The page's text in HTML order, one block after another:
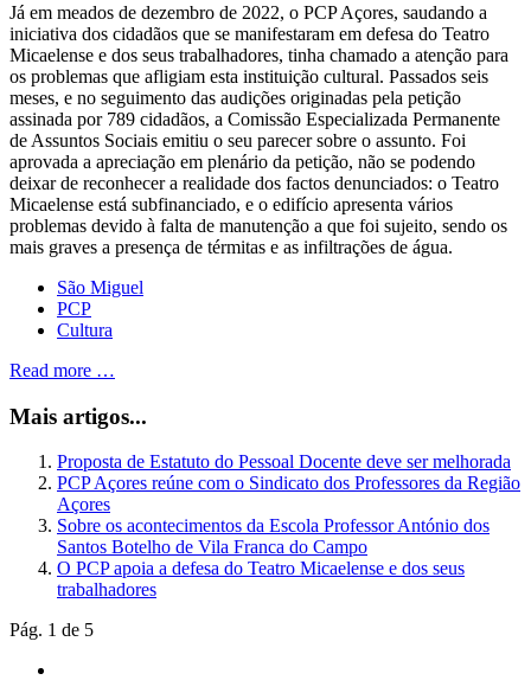
Já em meados de dezembro de 2022, o PCP Açores, saudando a
iniciativa dos cidadãos que se manifestaram em defesa do Teatro
Micaelense e dos seus trabalhadores, tinha chamado a atenção para
os problemas que afligiam esta instituição cultural. Passados seis
meses, e no seguimento das audições originadas pela petição
assinada por 789 cidadãos, a Comissão Especializada Permanente
de Assuntos Sociais emitiu o seu parecer sobre o assunto. Foi
aprovada a apreciação em plenário da petição, não se podendo
deixar de reconhecer a realidade dos factos denunciados: o Teatro
Micaelense está subfinanciado, e o edifício apresenta vários
problemas devido à falta de manutenção a que foi sujeito, sendo os
mais graves a presença de térmitas e as infiltrações de água.
São Miguel
PCP
Cultura
Read more …
Mais artigos...
Proposta de Estatuto do Pessoal Docente deve ser melhorada
PCP Açores reúne com o Sindicato dos Professores da Região
Açores
Sobre os acontecimentos da Escola Professor António dos
Santos Botelho de Vila Franca do Campo
O PCP apoia a defesa do Teatro Micaelense e dos seus
trabalhadores
Pág. 1 de 5